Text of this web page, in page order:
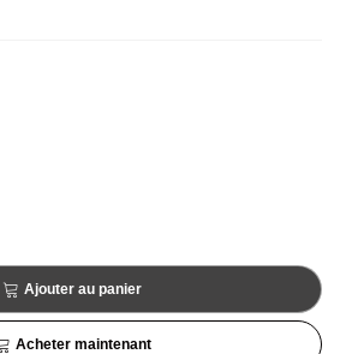
Ajouter au panier
Acheter maintenant